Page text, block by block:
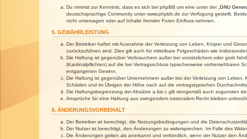
Du nimmst zur Kenntnis, dass es sich bei phpBB um eine unter der „ GNU
deutschsprachige Community unter www.phpbb.de zur Verfügung gestellt.
nicht untersagen oder auf Inhalte fremder Foren Einfluss nehmen.
5. GEWÄHRLEISTUNG
Der Betreiber haftet mit Ausnahme der Verletzung von Leben, Körper und
zurückzuführen sind. Dies gilt auch für mittelbare Folgeschäden wie
Die Haftung ist gegenüber Verbrauchern außer bei vorsätzlichem oder grob
(Kardinalpflichten) auf die bei Vertragsschluss typischerweise vorhersehbaren
entgangenen Gewinn.
Die Haftung ist gegenüber Unternehmern außer bei der Verletzung von
Schäden und im Übrigen der Höhe nach auf die vertragstypischen
Die Haftungsbegrenzung der Absätze a bis c gilt sinngemäß auch zugunsten
Ansprüche für eine Haftung aus zwingendem nationalem Recht bleiben
6. ÄNDERUNGSVORBEHALT
Der Betreiber ist berechtigt, die Nutzungsbedingungen und die
Der Nutzer ist berechtigt, den Änderungen zu widersprechen. Im Falle des
Die Änderungen gelten als anerkannt und verbindlich, wenn der Nutzer den